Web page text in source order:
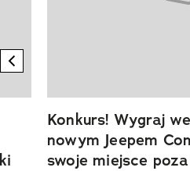
previous element
Konkurs! Wygraj
nowym Jeepem
swoje miejsce